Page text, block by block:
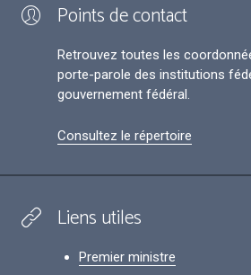
Points de contact
Retrouvez toutes les
porte-parole des institutions
gouvernement fédéral.
Consultez le répertoire
Liens utiles
Premier ministre